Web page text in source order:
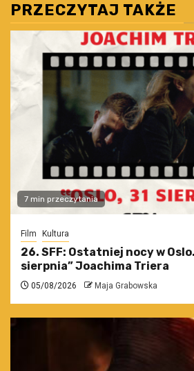
PRZECZYTAJ TAKŻE
7 min przeczytania
Film Kultura
26. SFF: Ostatniej nocy w Oslo.
sierpnia” Joachima Triera
05/08/2026 Maja Grabowska